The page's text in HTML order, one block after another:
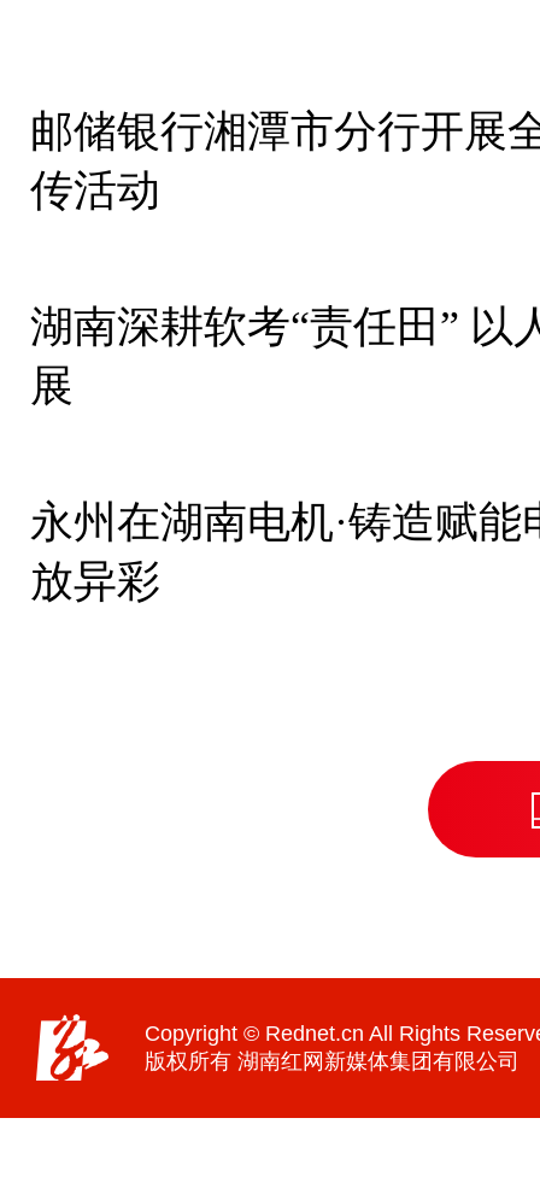
邮储银行湘潭市分行开展
传活动
湖南深耕软考“责任田” 以
展
永州在湖南电机·铸造赋
放异彩
Copyright © Rednet.cn All Rights
版权所有 湖南红网新媒体集团有限公司